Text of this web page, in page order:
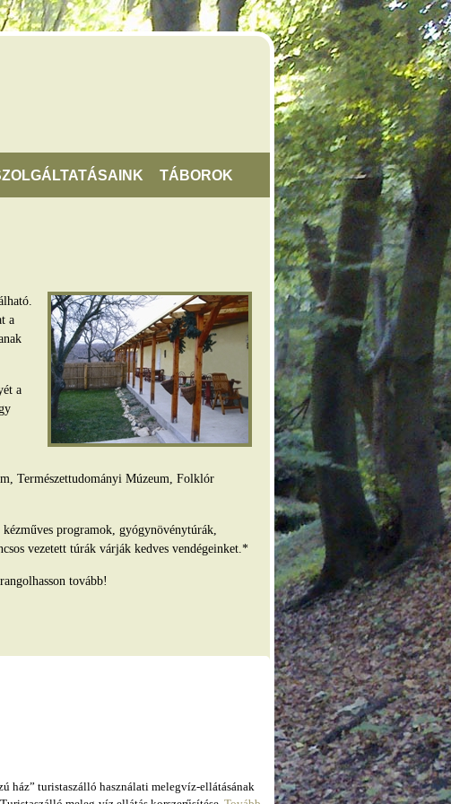
TÁBOROK
a
a
Természettudományi Múzeum, Folklór
programok, gyógynövénytúrák,
vezetett túrák várják kedves vendégeinket.*
tovább!
ház” turistaszálló használati melegvíz-ellátásának